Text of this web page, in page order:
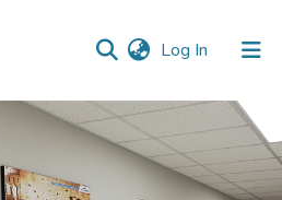
Log In (current)